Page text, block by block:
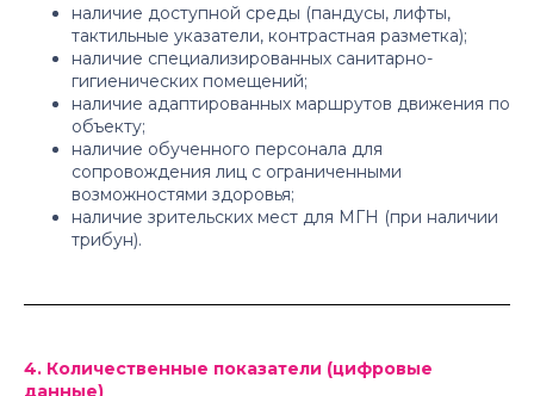
наличие доступной среды (пандусы, лифты,
тактильные указатели, контрастная разметка);
наличие специализированных санитарно-
гигиенических помещений;
наличие адаптированных маршрутов движения по
объекту;
наличие обученного персонала для
сопровождения лиц с ограниченными
возможностями здоровья;
наличие зрительских мест для МГН (при наличии
трибун).
4. Количественные показатели (цифровые
данные)